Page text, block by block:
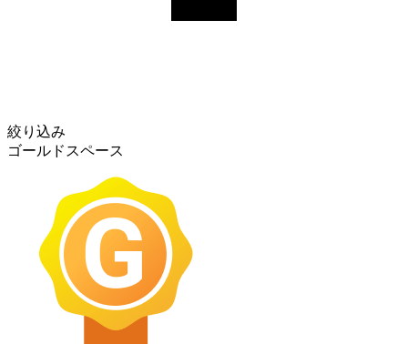
絞り込み
ゴールドスペース